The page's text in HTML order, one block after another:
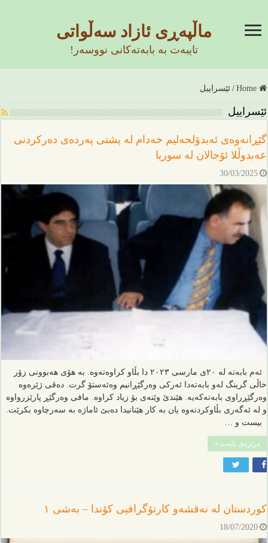
ماڵپەڕی ئازاد سەڵواتی
تایبەت بە بابەتەکانی نووسەر!
Home
/ ئێسراییل
ئێسراییل
گێڕانەوەی ئەبدۆلحەلیم خەدام لە پشتی پەردەی دەرکردنی
عەبدوڵلا ئۆجالان لە سوریا
30/03/2025
ئەم بابەتە لە ٢٠ی مارسی ٢٠٢٣ دا بڵاو کراوەتەوە. بە هۆی هەبوونی زۆر
خاڵی گرینگ لەو بابەتەدا ئەرکی وەرگێڕانیم وەئەستۆ گرت. دەقی ژێرەوە
وەرگێڕراوی بابەتەکەیە. هێندێ وێنەی بۆ زیاد کراوە. مافی وەرگێڕ پارێزرواوە
و لە ئەگەری بڵاوکردنەوە یان بە کار هێنانیدا دەبێ ئاماژە بە سەرچاوە بکرێت.
بیست و …
درێژەی بابەت »
کوردستان لە نەقشەو کارتۆگرافیی کۆندا – بەشی ١
18/07/2020